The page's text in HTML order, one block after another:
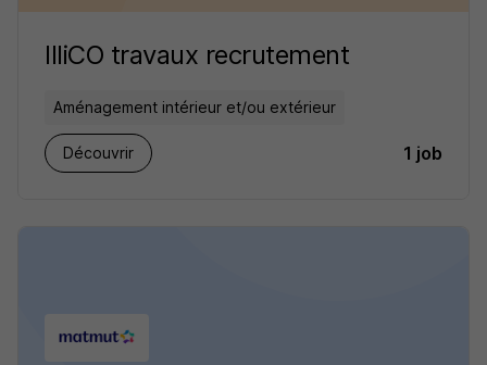
IlliCO travaux recrutement
Aménagement intérieur et/ou extérieur
Découvrir 1 job